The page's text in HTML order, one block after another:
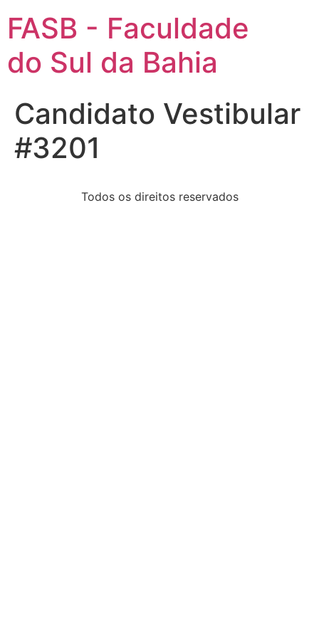
FASB - Faculdade
do Sul da Bahia
Candidato Vestibular
#3201
Todos os direitos reservados